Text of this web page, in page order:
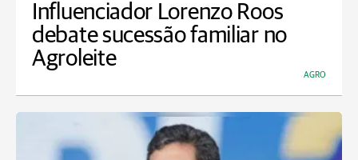
Influenciador Lorenzo Roos
debate sucessão familiar no
Agroleite
AGRO